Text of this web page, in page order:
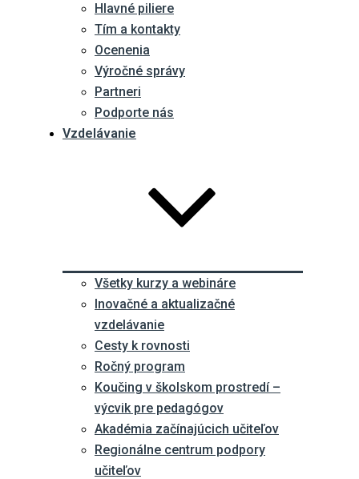
Hlavné piliere
Tím a kontakty
Ocenenia
Výročné správy
Partneri
Podporte nás
Vzdelávanie
Všetky kurzy a webináre
Inovačné a aktualizačné
vzdelávanie
Cesty k rovnosti
Ročný program
Koučing v školskom prostredí –
výcvik pre pedagógov
Akadémia začínajúcich učiteľov
Regionálne centrum podpory
učiteľov